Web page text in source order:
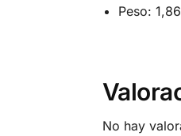
Peso:
No hay